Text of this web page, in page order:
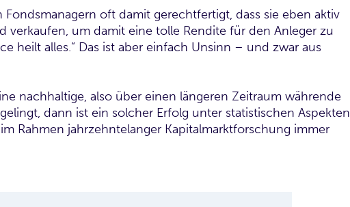
oft damit gerechtfertigt, dass sie eben aktiv
verkaufen, um damit eine tolle Rendite für den Anleger zu
heilt alles.“ Das ist aber einfach Unsinn – und zwar aus
nachhaltige, also über einen längeren Zeitraum währende
dann ist ein solcher Erfolg unter statistischen Aspekten
Rahmen jahrzehntelanger Kapitalmarktforschung immer